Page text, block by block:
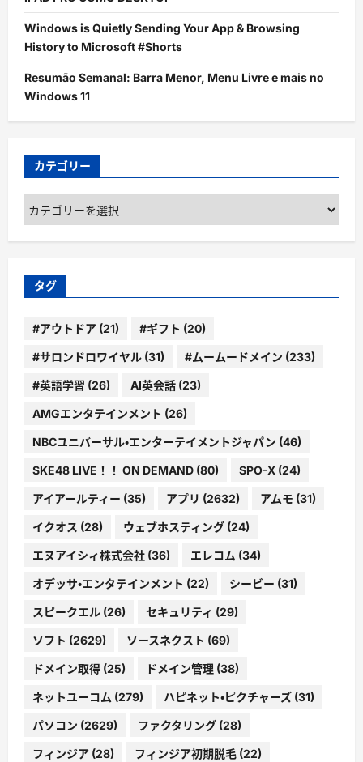
Windows is Quietly Sending Your App & Browsing
History to Microsoft #Shorts
Resumão Semanal: Barra Menor, Menu Livre e mais no
Windows 11
カテゴリー
カ
テ
ゴ
ー
タグ
#アウトドア (21) #ギフト (20)
#サロンドロワイヤル (31) #ムームードメイン (233)
#英語学習 (26) AI英会話 (23)
AMGエンタテインメント (26)
NBCユニバーサル・エンターテイメントジャパン (46)
SKE48 LIVE！！ ON DEMAND (80) SPO-X (24)
アイアールティー (35) アプリ (2632) アムモ (31)
イクオス (28) ウェブホスティング (24)
エヌアイシィ株式会社 (36) エレコム (34)
オデッサ・エンタテインメント (22) シービー (31)
スピークエル (26) セキュリティ (29)
ソフト (2629) ソースネクスト (69)
ドメイン取得 (25) ドメイン管理 (38)
ネットユーコム (279) ハピネット・ピクチャーズ (31)
パソコン (2629) ファクタリング (28)
フィンジア (28) フィンジア初期脱毛 (22)